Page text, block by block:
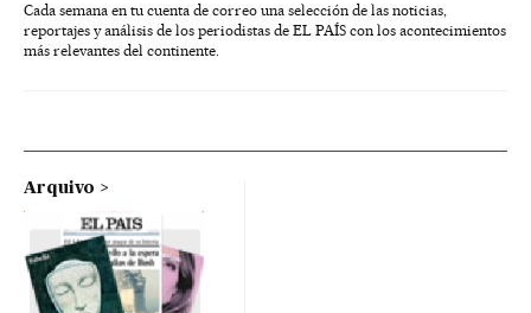
Cada semana en tu cuenta de correo una selección de las noticias,
reportajes y análisis de los periodistas de EL PAÍS con los acontecimientos
más relevantes del continente.
Arquivo